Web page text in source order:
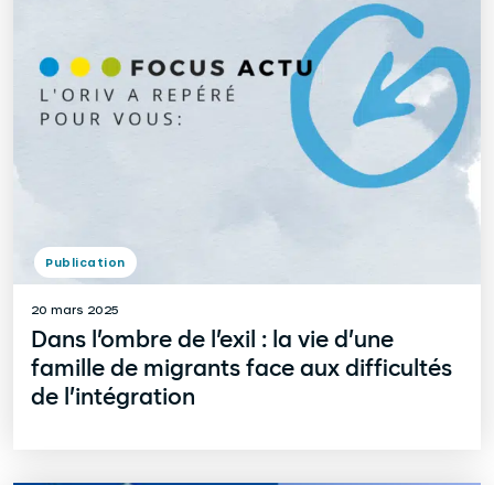
20 mars 2025
Dans l’ombre de l’exil : la vie d’une
famille de migrants face aux difficultés
de l’intégration
Publication